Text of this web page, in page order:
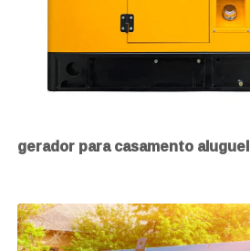
gerador para casamento aluguel